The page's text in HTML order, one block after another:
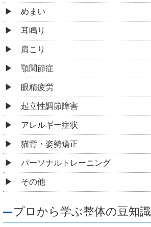
めまい
耳鳴り
肩こり
顎関節症
眼精疲労
起立性調節障害
アレルギー症状
猫背・姿勢矯正
パーソナルトレーニング
その他
プロから学ぶ整体の豆知識